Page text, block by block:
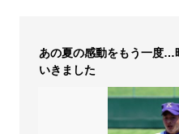
あの夏の感動をもう一度
いきました